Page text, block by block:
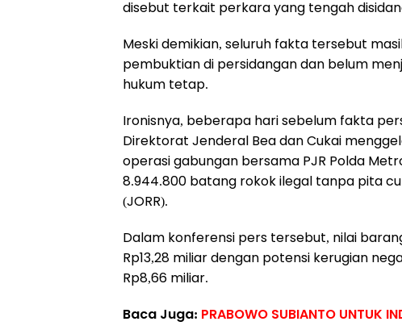
disebut terkait perkara yang tengah
Meski demikian, seluruh fakta tersebut
pembuktian di persidangan dan belum
hukum tetap.
Ironisnya, beberapa hari sebelum fakta
Direktorat Jenderal Bea dan Cukai
operasi gabungan bersama PJR Polda
8.944.800 batang rokok ilegal tanpa pita
(JORR).
Dalam konferensi pers tersebut, nilai
Rp13,28 miliar dengan potensi kerugian
Rp8,66 miliar.
Baca Juga: PRABOWO SUBIANTO UNTUK